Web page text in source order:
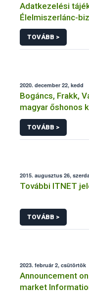
Adatkezelési
Élelmiszerlánc-
Hivatal
gyakorlásával
TOVÁBB >
2020. december 22, kedd
Bogáncs, Frakk,
magyar őshonos
TOVÁBB >
2015. augusztus 26,
További ITNET
TOVÁBB >
2023. február 2, csütörtök
Announcement
market